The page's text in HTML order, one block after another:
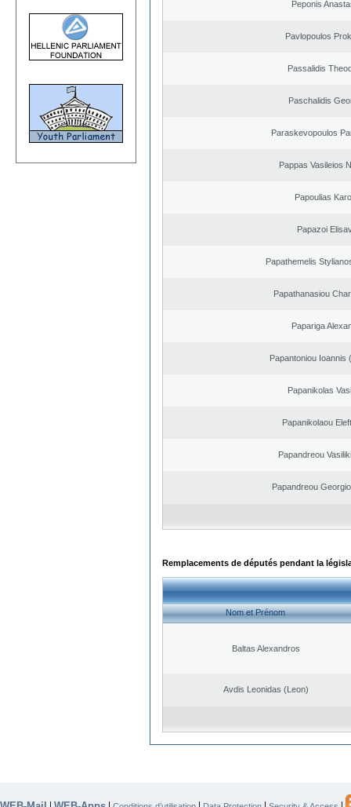
Peponis
Pavlopoulos
Passalidis
Paschalidis
Paraskevopoulos
Pappas Vasileios
Papoulias
Papazoi
Papathemelis
Papathanasiou
Papariga
Papantoniou Ioannis
Papanikolas
Papanikolaou
Papandreou
Papandreou
Remplacements de députés pendant la
Nom et Prénom
Baltas Alexandros
Avdis Leonidas (Leon)
| | | | |